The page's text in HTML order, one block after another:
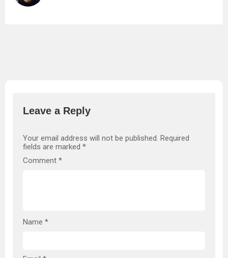
Leave a Reply
Your email address will not be published. Required
fields are marked *
Comment *
Name *